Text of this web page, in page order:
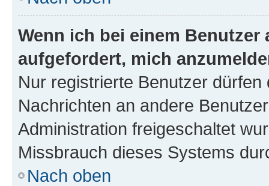
Wenn ich bei einem
aufgefordert, mich
Nur registrierte Benutzer
Nachrichten an andere
Administration freigeschaltet
Missbrauch dieses Systems
Nach oben